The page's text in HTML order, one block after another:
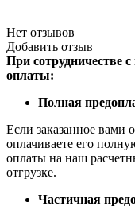
Нет отзывов
Добавить отзыв
При сотрудничестве
оплаты:
Полная
Если заказанное вами
оплачиваете его
оплаты на наш
отгрузке.
Частичная